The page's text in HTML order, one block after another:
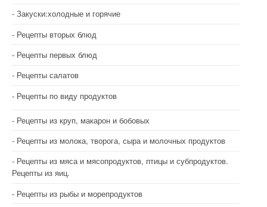
Закуски:холодные и горячие
Рецепты вторых блюд
Рецепты первых блюд
Рецепты салатов
Рецепты по виду продуктов
Рецепты из круп, макарон и бобовых
Рецепты из молока, творога, сыра и молочных продуктов
Рецепты из мяса и мясопродуктов, птицы и субпродуктов.
Рецепты из яиц.
Рецепты из рыбы и морепродуктов